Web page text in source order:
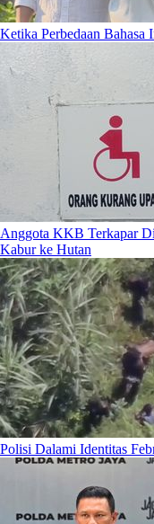
Ketika Perbedaan Bahasa
Anggota KKB Terkapar
Kabur ke Hutan
Polisi Dalami Identitas